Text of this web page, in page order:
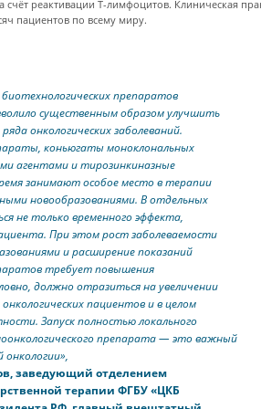
реактивации Т-лимфоцитов. Клиническая
пациентов по всему миру.
препаратов
существенным образом улучшить
онкологических заболеваний.
коньюгаты моноклональных
агентами и тирозинкиназные
занимают особое место в терапии
новообразованиями. В отдельных
не только временного эффекта,
При этом рост заболеваемости
и расширение показаний
требует повышения
должно отразиться на увеличении
пациентов и в целом
Запуск полностью локального
препарата — это важный
онкологии»,
заведующий отделением
терапии ФГБУ «ЦКБ